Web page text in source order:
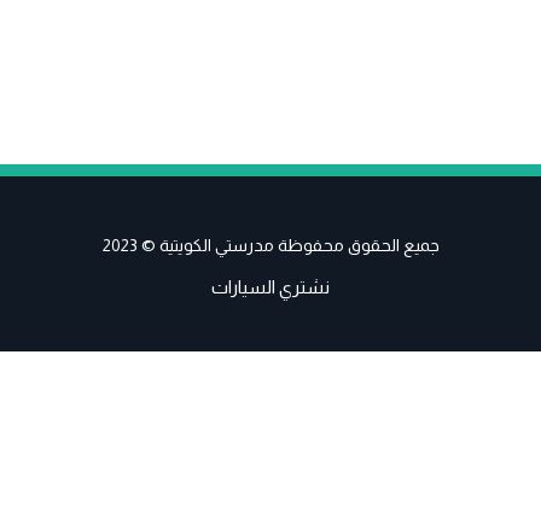
جميع الحقوق محفوظة مدرستي الكويتية © 2023
نشتري السيارات